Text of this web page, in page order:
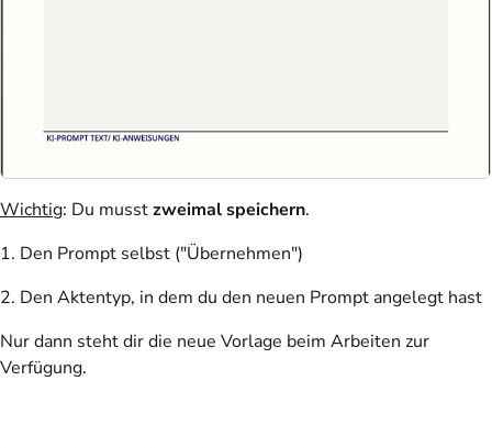
Wichtig: Du musstzweimal speichern.
1. Den Prompt selbst ("Übernehmen")
2. Den Aktentyp, in dem du den neuen Prompt angelegt hast
Nur dann steht dir die neue Vorlage beim Arbeiten zur
Verfügung.